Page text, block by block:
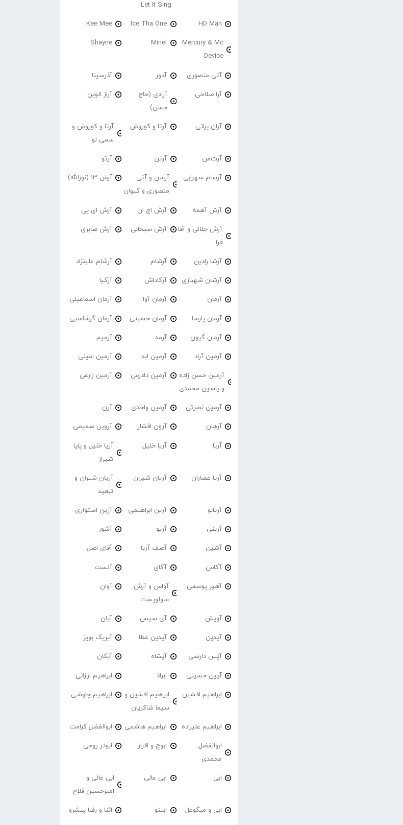
Let It Sing
HD Man
Ice Tha One
Kee Mee
Mercury & Mc
Device
Minel
Shayne
آتی منصوری آدور آذرسینا
آرا صلاحی
آرادی (حاج
حسن)
آراز الوین
آران براتی آرتا و کوروش
آرتا و کوروش و
سمی لو
آرت‌من آرتن آرتو
آرسام سهرابی
آرسن و آتی
منصوری و کیوان
آرش 13 (نورالله)
آرش آهمه آرش اچ ان آرش ای پی
آرش جلالی و آقا
فرا
آرش سبحانی آرش صابری
آرشا رادین آرشام آرشام علینژاد
آرشان شهبازی آرکاداش آرکیا
آرمان آرمان آوا آرمان اسماعیلی
آرمان پارسا آرمان حسینی آرمان گرشاسبی
آرمان گیون آرمد آرمیم
آرمین آراد آرمین ابد آرمین امینی
آرمین حسن زاده
و یاسین محمدی
آرمین دادرس آرمین زارعی
آرمین نصرتی آرمین واحدی آرن
آرهان آرون افشار آروین صمیمی
آریا آریا خلیل
آریا خلیل و پاپا
شیراز
آریا عصاران آریان شیران
آریان شیران و
تبعید
آریانو آرین ابراهیمی آرین استواری
آرینی آریو آشور
آشین آصف آریا آقای اصل
آکاس آکای آنست
آهیر یوسفی
آواس و آرش
سولویست
آوان
آویش آی سیس آیان
آیدین آیدین عطا آیریک بویز
آیس دارسی آیشاه آیکان
آیین حسینی اَبراد ابراهیم ارزانی
ابراهیم افشین
ابراهیم افشین و
سیما شاکریان
ابراهیم چاوشی
ابراهیم علیزاده ابراهیم هاشمی ابوالفضل کرامت
ابوالفضل
محمدی
ابوچ و اقرار ابوذر روحی
ابی ابی عالی
ابی عالی و
امیرحسین فلاح
ابی و میگوعل ابینو اثنا و رضا پیشرو